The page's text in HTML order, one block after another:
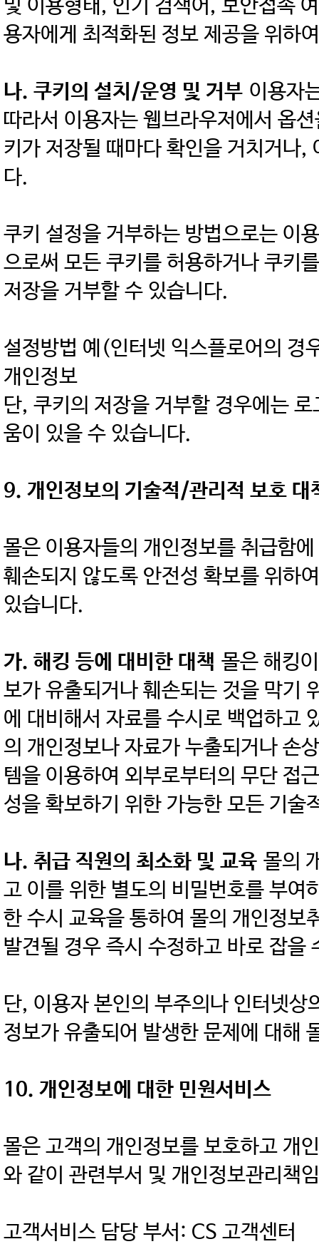
및 이용형태, 인기 검색어, 보안접속
용자에게 최적화된 정보 제공을 위하
나. 쿠키의 설치/운영 및 거부 이용자
따라서 이용자는 웹브라우저에서 옵
키가 저장될 때마다 확인을 거치거나,
다.
쿠키 설정을 거부하는 방법으로는 이
으로써 모든 쿠키를 허용하거나 쿠키
저장을 거부할 수 있습니다.
설정방법 예(인터넷 익스플로어의 경
개인정보
단, 쿠키의 저장을 거부할 경우에는
움이 있을 수 있습니다.
9. 개인정보의 기술적/관리적 보호 대
몰은 이용자들의 개인정보를 취급함
훼손되지 않도록 안전성 확보를 위하
있습니다.
가. 해킹 등에 대비한 대책 몰은 해킹
보가 유출되거나 훼손되는 것을 막기
에 대비해서 자료를 수시로 백업하고
의 개인정보나 자료가 누출되거나 손
템을 이용하여 외부로부터의 무단 접
성을 확보하기 위한 가능한 모든 기술
나. 취급 직원의 최소화 및 교육 몰의
고 이를 위한 별도의 비밀번호를 부여
한 수시 교육을 통하여 몰의 개인정보
발견될 경우 즉시 수정하고 바로 잡을
단, 이용자 본인의 부주의나 인터넷
정보가 유출되어 발생한 문제에 대해
10. 개인정보에 대한 민원서비스
몰은 고객의 개인정보를 보호하고 개
와 같이 관련부서 및 개인정보관리책
고객서비스 담당 부서: CS 고객센터